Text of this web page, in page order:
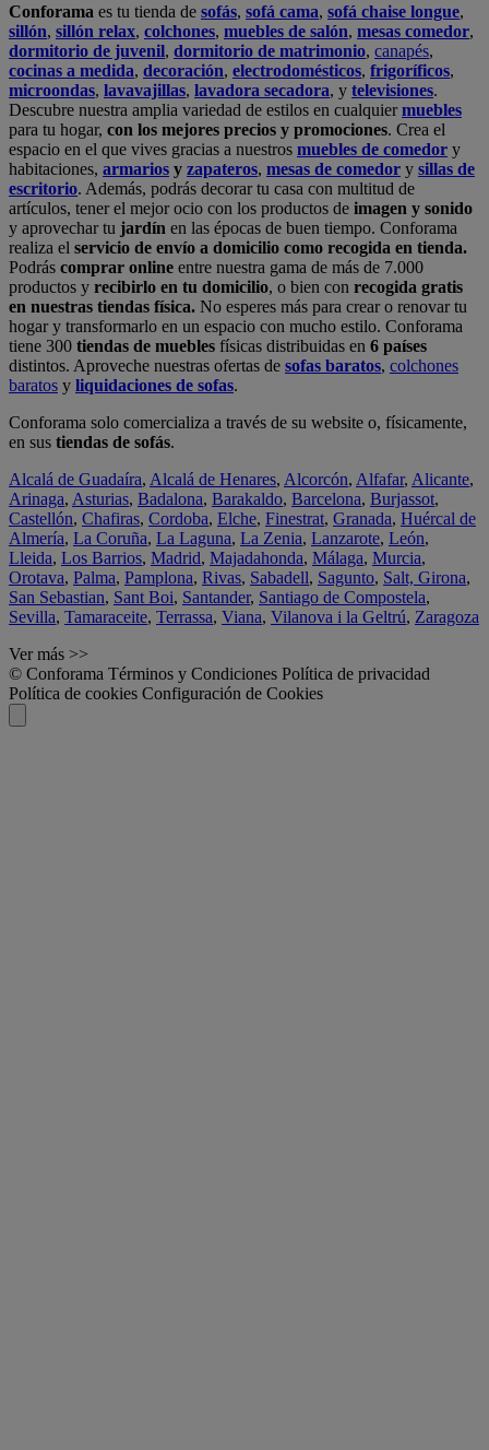
Conforama es tu tienda de sofás, sofá cama, sofá chaise longue,
sillón, sillón relax, colchones, muebles de salón, mesas comedor,
dormitorio de juvenil, dormitorio de matrimonio, canapés,
cocinas a medida, decoración, electrodomésticos, frigoríficos,
microondas, lavavajillas, lavadora secadora, y televisiones.
Descubre nuestra amplia variedad de estilos en cualquiermuebles
para tu hogar, con los mejores precios y promociones. Crea el
espacio en el que vives gracias a nuestros muebles de comedor y
habitaciones, armarios y zapateros, mesas de comedor y sillas de
escritorio. Además, podrás decorar tu casa con multitud de
artículos, tener el mejor ocio con los productos de imagen y sonido
y aprovechar tu jardín en las épocas de buen tiempo. Conforama
realiza el servicio de envío a domicilio como recogida en tienda.
Podrás comprar online entre nuestra gama de más de 7.000
productos y recibirlo en tu domicilio, o bien con recogida gratis
en nuestras tiendas física. No esperes más para crear o renovar tu
hogar y transformarlo en un espacio con mucho estilo. Conforama
tiene 300 tiendas de muebles físicas distribuidas en 6 países
distintos. Aproveche nuestras ofertas de sofas baratos, colchones
baratos y liquidaciones de sofas.
Conforama solo comercializa a través de su website o, físicamente,
en sus tiendas de sofás.
Alcalá de Guadaíra, Alcalá de Henares, Alcorcón, Alfafar, Alicante,
Arinaga, Asturias, Badalona, Barakaldo, Barcelona, Burjassot,
Castellón, Chafiras, Cordoba, Elche, Finestrat, Granada, Huércal de
Almería, La Coruña, La Laguna, La Zenia, Lanzarote, León,
Lleida, Los Barrios, Madrid, Majadahonda, Málaga, Murcia,
Orotava, Palma, Pamplona, Rivas, Sabadell, Sagunto, Salt, Girona,
San Sebastian, Sant Boi, Santander, Santiago de Compostela,
Sevilla, Tamaraceite, Terrassa, Viana, Vilanova i la Geltrú, Zaragoza
Ver más >>
© Conforama Términos y Condiciones Política de privacidad
Política de cookies Configuración de Cookies